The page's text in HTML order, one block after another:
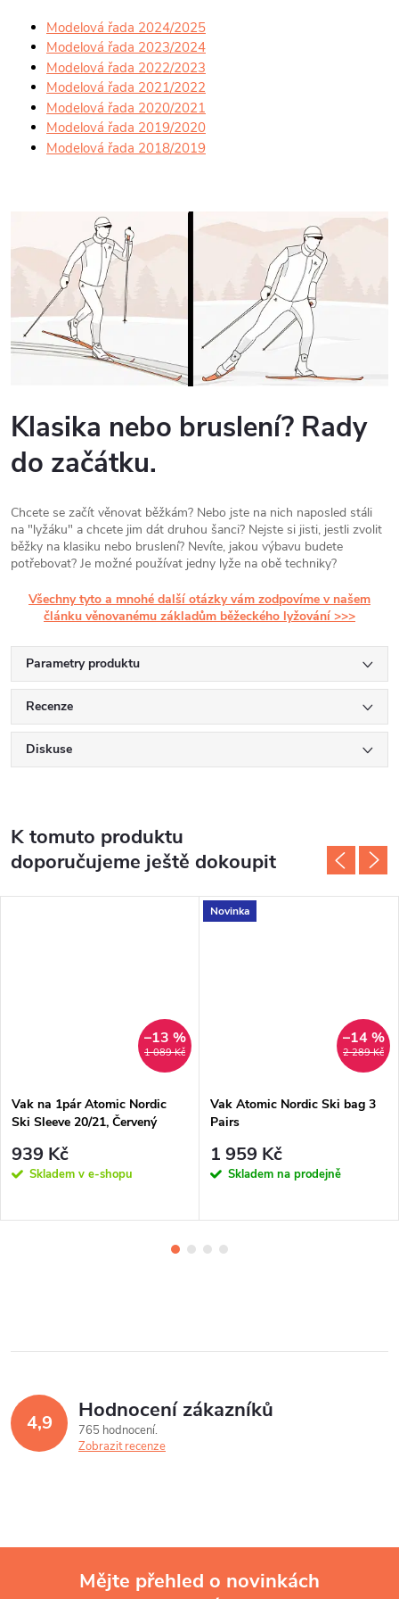
Modelová řada 2024/2025
Modelová řada 2023/2024
Modelová řada 2022/2023
Modelová řada 2021/2022
Modelová řada 2020/2021
Modelová řada 2019/2020
Modelová řada 2018/2019
Klasika nebo bruslení? Rady
do začátku.
Chcete se začít věnovat běžkám? Nebo jste na nich naposled stáli
na "lyžáku" a chcete jim dát druhou šanci? Nejste si jisti, jestli zvolit
běžky na klasiku nebo bruslení? Nevíte, jakou výbavu budete
potřebovat? Je možné používat jedny lyže na obě techniky?
Všechny tyto a mnohé další otázky vám zodpovíme v našem
článku věnovanému základům běžeckého lyžování >>>
Parametry produktu
Recenze
Diskuse
K tomuto produktu
doporučujeme ještě dokoupit
1 089 Kč
–13 %
Vak na 1pár Atomic Nordic
Ski Sleeve 20/21, Červený
939 Kč
Skladem v e-shopu
Novinka
2 289 Kč
–14 %
Vak Atomic Nordic Ski bag 3
Pairs
1 959 Kč
Skladem na prodejně
4,9 Hodnocení zákazníků
765 hodnocení
Zobrazit recenze
Mějte přehled o novinkách